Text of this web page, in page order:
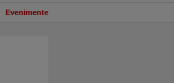
Evenimente